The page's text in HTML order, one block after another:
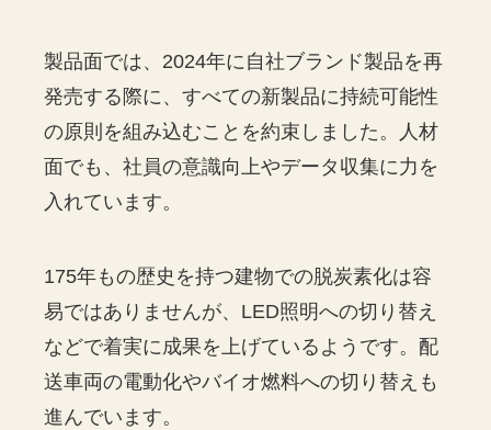
製品面では、2024年に自社ブランド製品を再
発売する際に、すべての新製品に持続可能性
の原則を組み込むことを約束しました。人材
面でも、社員の意識向上やデータ収集に力を
入れています。
175年もの歴史を持つ建物での脱炭素化は容
易ではありませんが、LED照明への切り替え
などで着実に成果を上げているようです。配
送車両の電動化やバイオ燃料への切り替えも
進んでいます。